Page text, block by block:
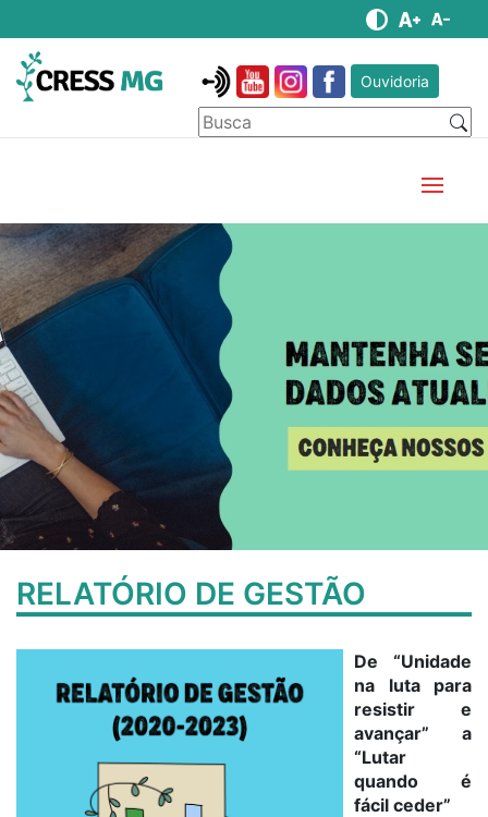
Ouvidoria
RELATÓRIO DE GESTÃO
De “Unidade
na luta para
resistir e
avançar” a
“Lutar
quando é
fácil ceder”